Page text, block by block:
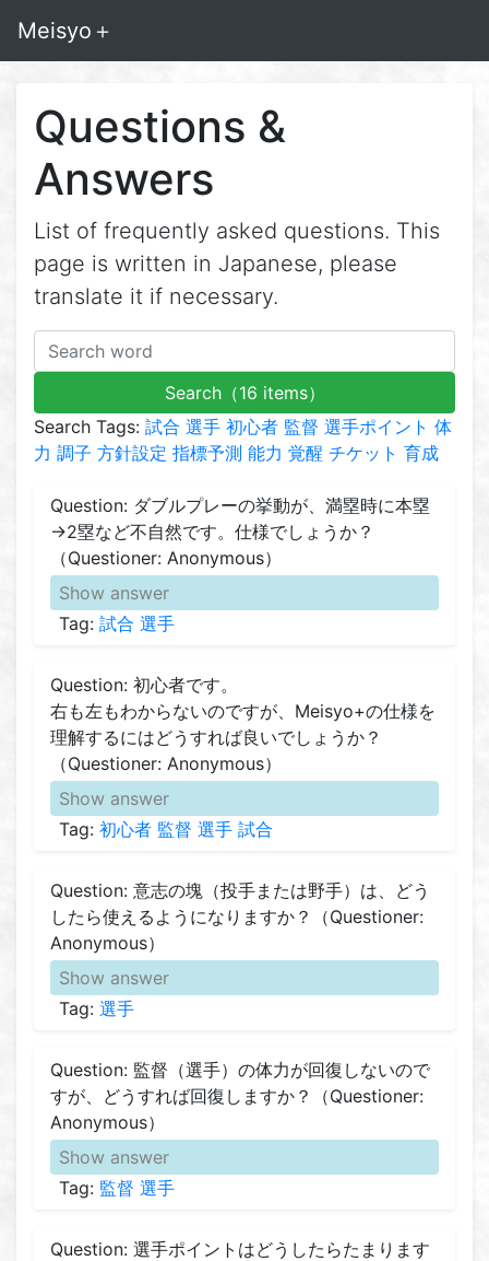
Meisyo＋
Questions &
Answers
List of frequently asked questions. This
page is written in Japanese, please
translate it if necessary.
Search（16 items）
Search Tags: 試合 選手 初心者 監督 選手ポイント 体
力 調子 方針設定 指標予測 能力 覚醒 チケット 育成
Question: ダブルプレーの挙動が、満塁時に本塁
→2塁など不自然です。仕様でしょうか？
（Questioner: Anonymous）
Show answer
Tag: 試合 選手
Question: 初心者です。
右も左もわからないのですが、Meisyo+の仕様を
理解するにはどうすれば良いでしょうか？
（Questioner: Anonymous）
Show answer
Tag: 初心者 監督 選手 試合
Question: 意志の塊（投手または野手）は、どう
したら使えるようになりますか？（Questioner:
Anonymous）
Show answer
Tag: 選手
Question: 監督（選手）の体力が回復しないので
すが、どうすれば回復しますか？（Questioner:
Anonymous）
Show answer
Tag: 監督 選手
Question: 選手ポイントはどうしたらたまります